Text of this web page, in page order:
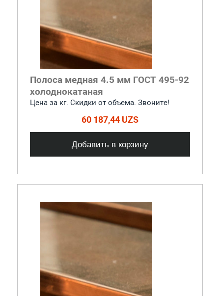
Полоса медная 4.5 мм ГОСТ 495-92
холоднокатаная
Цена за кг. Скидки от объема. Звоните!
60 187,44 UZS
Добавить в корзину